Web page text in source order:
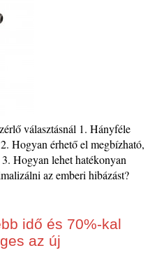
választásnál 1. Hányféle
Hogyan érhető el megbízható,
Hogyan lehet hatékonyan
az emberi hibázást?
idő és 70%-kal
az új